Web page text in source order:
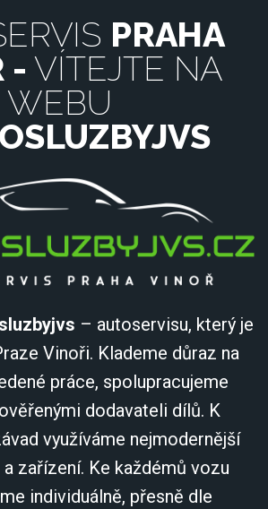
PRAHA
-VÍTEJTE NA
WEBU
– autoservisu, který je
Vinoři. Klademe důraz na
práce, spolupracujeme
dodavateli dílů. K
využíváme nejmodernější
zařízení. Ke každémů vozu
individuálně, přesně dle